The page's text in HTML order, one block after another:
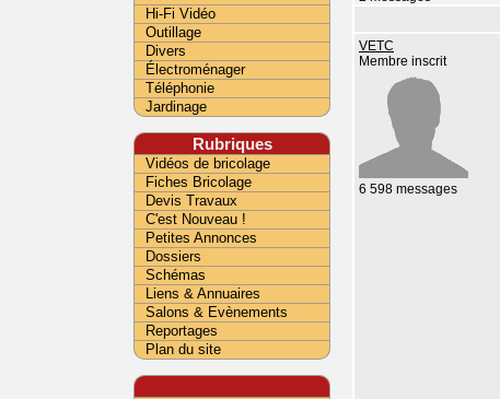
VETC
Membre inscrit
6 598 messages
Hi-Fi Vidéo
Outillage
Divers
Électroménager
Téléphonie
Jardinage
Rubriques
Vidéos de bricolage
Fiches Bricolage
Devis Travaux
C'est Nouveau !
Petites Annonces
Dossiers
Schémas
Liens & Annuaires
Salons & Evènements
Reportages
Plan du site